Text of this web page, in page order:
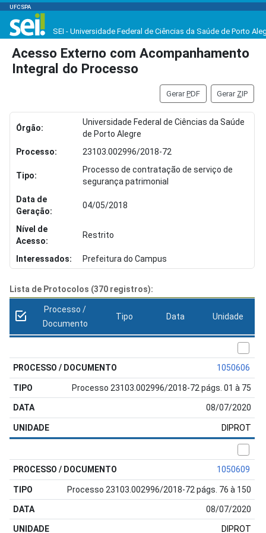
UFCSPA
SEI - Universidade Federal de Ciências da Saúde de Porto
Acesso Externo com Acompanhamento
Integral do Processo
GerarPDF Gerar ZIP
Órgão:
Universidade Federal de Ciências da Saúde
de Porto Alegre
Processo:
23103.002996/2018-72
Tipo:
Processo de contratação de serviço de
segurança patrimonial
Data de
Geração:
04/05/2018
Nível de
Acesso:
Restrito
Interessados: Prefeitura do Campus
Lista de Protocolos (370 registros):
Processo /
Documento
Tipo Data Unidade
1050606
Processo 23103.002996/2018-72 págs. 01 à 75
08/07/2020
DIPROT
1050609
Processo 23103.002996/2018-72 págs. 76 à 150
08/07/2020
DIPROT